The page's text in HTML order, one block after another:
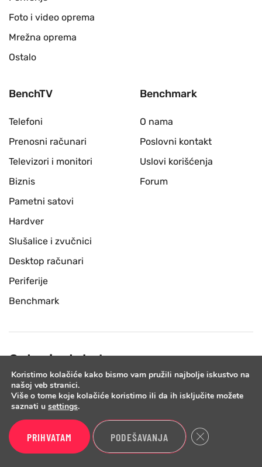
Foto i video oprema
Mrežna oprema
Ostalo
BenchTV
Telefoni
Prenosni računari
Televizori i monitori
Biznis
Pametni satovi
Hardver
Slušalice i zvučnici
Desktop računari
Periferije
Benchmark
Benchmark
O nama
Poslovni kontakt
Uslovi korišćenja
Forum
Ostani u toku!
Prijavi se na newsletter listu i jednom nedeljno cemo ti
poslati email sa najnovijim testovima i vestima iz sveta
Koristimo kolačiće kako bismo vam pružili najbolje iskustvo na
našoj veb stranici.
Više o tome koje kolačiće koristimo ili da ih isključite možete
saznati u settings.
PRIHVATAM PODEŠAVANJA Close GDPR